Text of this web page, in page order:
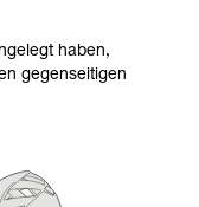
haben,
gegenseitigen